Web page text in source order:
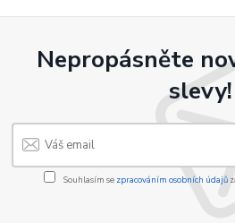
Nepropásněte
slevy!
Souhlasím se zpracováním osobních údajů